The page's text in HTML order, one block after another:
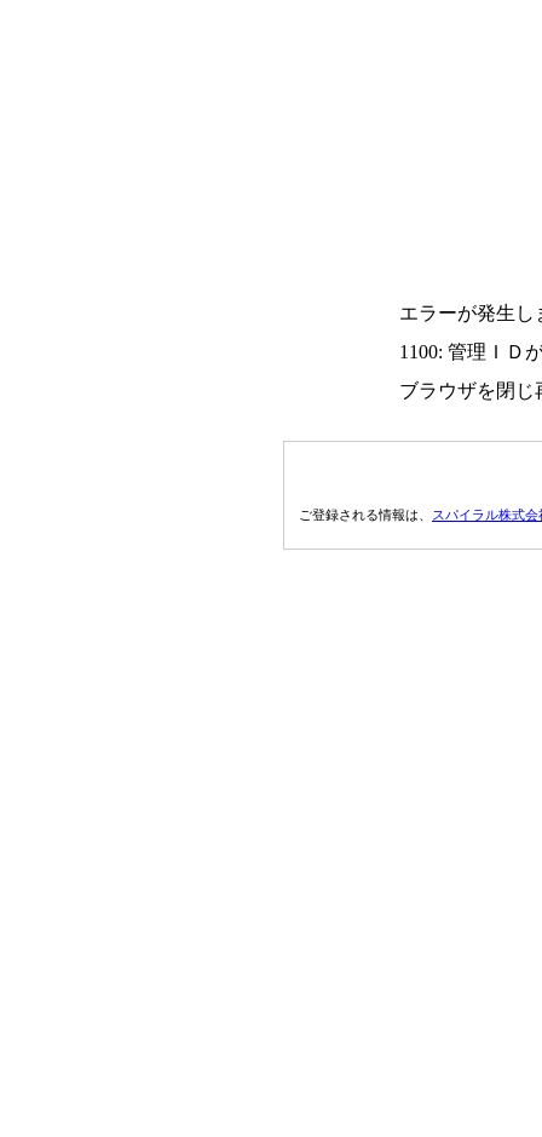
エラーが発生し
1100: 管理ＩＤ
ブラウザを閉じ
ご登録される情報は、 スパイラル株式会